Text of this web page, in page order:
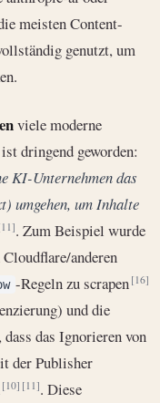
meisten Content-
genutzt, um
viele moderne
dringend geworden:
KI-Unternehmen das
umgehen, um Inhalte
. Zum Beispiel wurde
Cloudflare/anderen
-Regeln zu scrapen[16]
und die
das Ignorieren von
der Publisher
[10] [11]. Diese